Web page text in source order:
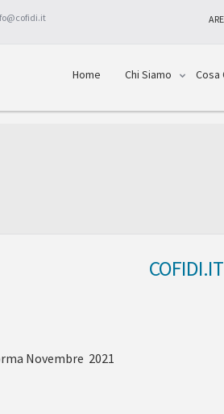
Home Chi Siamo Cosa
Novembre 2021